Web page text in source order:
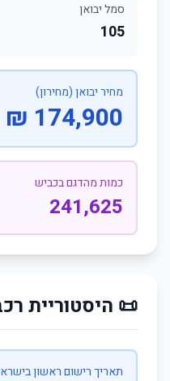
סמל יבואן
105
מחיר יבואן (מחירון)
174,900 ₪
כמות מהדגם בכביש
241,625
📜 היסטוריית
תאריך רישום ראשון